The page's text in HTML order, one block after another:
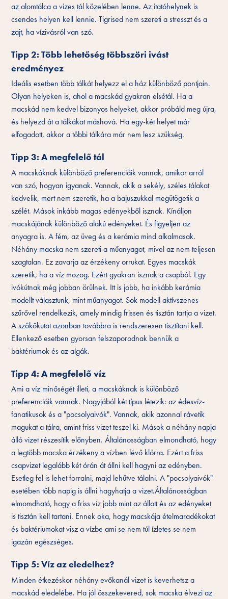
az alomtálca a vizes tál közelében lenne. Az itatóhelynek is
csendes helyen kell lennie. Tigrised nem szereti a stresszt és a
zajt, ha vízivásról van szó.
Tipp 2: Több lehetőség többszöri ivást
eredményez
Ideális esetben több tálkát helyezz el a ház különböző pontjain.
Olyan helyeken is, ahol a macskád gyakran elsétál. Ha a
macskád nem kedvel bizonyos helyeket, akkor próbáld meg újra,
és helyezd át a tálkákat máshová. Ha egy-két helyet már
elfogadott, akkor a többi tálkára már nem lesz szükség.
Tipp 3: A megfelelő tál
A macskáknak különböző preferenciáik vannak, amikor arról
van szó, hogyan igyanak. Vannak, akik a sekély, széles tálakat
kedvelik, mert nem szeretik, ha a bajuszukkal megütögetik a
szélét. Mások inkább magas edényekből isznak. Kínáljon
macskájának különböző alakú edényeket. És figyeljen az
anyagra is. A fém, az üveg és a kerámia mind alkalmasak.
Néhány macska nem szereti a műanyagot, mivel az nem teljesen
szagtalan. Ez zavarja az érzékeny orrukat. Egyes macskák
szeretik, ha a víz mozog. Ezért gyakran isznak a csapból. Egy
ivókútnak még jobban örülnek. Itt is jobb, ha inkább kerámia
modellt választunk, mint műanyagot. Sok modell aktívszenes
szűrővel rendelkezik, amely mindig frissen és tisztán tartja a vizet.
A szökőkutat azonban továbbra is rendszeresen tisztítani kell.
Ellenkező esetben gyorsan felszaporodnak bennük a
baktériumok és az algák.
Tipp 4: A megfelelő víz
Ami a víz minőségét illeti, a macskáknak is különböző
preferenciáik vannak. Nagyjából két típus létezik: az édesvíz-
fanatikusok és a "pocsolyaivók". Vannak, akik azonnal rávetik
magukat a tálra, amint friss vizet teszel ki. Mások a néhány napja
álló vizet részesítik előnyben. Általánosságban elmondható, hogy
a legtöbb macska érzékeny a vízben lévő klórra. Ezért a friss
csapvizet legalább két órán át állni kell hagyni az edényben.
Esetleg fel is lehet forralni, majd lehűtve tálalni. A "pocsolyaivók"
esetében több napig is állni hagyhatja a vizet.Általánosságban
elmomdható, hogy a friss víz jobb mint az állott és az edényeket
is tisztán kell tartani. Ennek oka, hogy macskája ételmaradékokat
és baktériumokat visz a vízbe ami se nem túl ízletes se nem
igazán egészséges.
Tipp 5: Víz az eledelhez?
Minden étkezéskor néhány evőkanál vizet is keverhetsz a
macskád eledelébe. Ha jól összekevered, sok macska élvezi az